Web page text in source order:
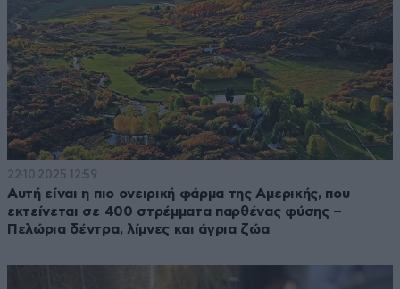
22·10·2025 12:59
Αυτή είναι η πιο ονειρική φάρμα της Αμερικής, που
εκτείνεται σε 400 στρέμματα παρθένας φύσης –
Πελώρια δέντρα, λίμνες και άγρια ζώα